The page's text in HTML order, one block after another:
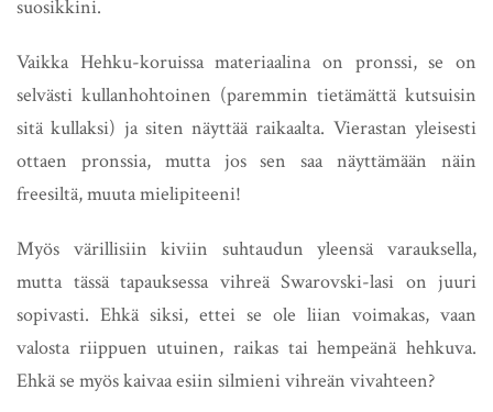
suosikkini.
Vaikka Hehku-koruissa materiaalina on pronssi, se on
selvästi kullanhohtoinen (paremmin tietämättä kutsuisin
sitä kullaksi) ja siten näyttää raikaalta. Vierastan yleisesti
ottaen pronssia, mutta jos sen saa näyttämään näin
freesiltä, muuta mielipiteeni!
Myös värillisiin kiviin suhtaudun yleensä varauksella,
mutta tässä tapauksessa vihreä Swarovski-lasi on juuri
sopivasti. Ehkä siksi, ettei se ole liian voimakas, vaan
valosta riippuen utuinen, raikas tai hempeänä hehkuva.
Ehkä se myös kaivaa esiin silmieni vihreän vivahteen?